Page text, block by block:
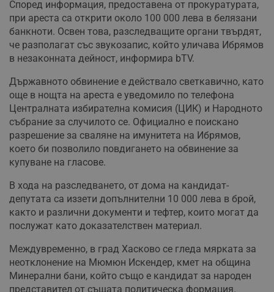
Според информация, предоставена от прокуратурата,
при ареста са открити около 100 000 лева в белязани
банкноти. Освен това, разследващите органи твърдят,
че разполагат със звукозапис, който уличава Ибрямов
в незаконната дейност, информира bTV.
Държавното обвинение е действало светкавично, като
още в нощта на ареста е уведомило по телефона
Централната избирателна комисия (ЦИК) и Народното
събрание за случилото се. Официално е поискано
разрешение за сваляне на имунитета на Ибрямов,
което би позволило повдигането на обвинение за
купуване на гласове.
В хода на разследването, от дома на кандидат-
депутата са иззети допълнителни 10 000 лева в брой,
както и различни документи и тефтер, които могат да
послужат като доказателствен материал.
Междувременно, в град Хасково се гледа мярката за
неотклонение на Мюмюн Искендер, кмет на община
Минерални бани, който също е кандидат за народен
представител от същата политическа формация.